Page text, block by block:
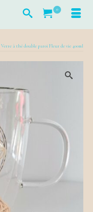
0
Verre à thé double paroi Fleur de vie 400ml